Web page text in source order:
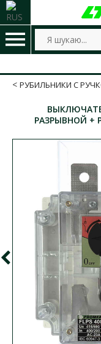
РУБИЛЬНИКИ С
РАЗРЫВНОЙ +